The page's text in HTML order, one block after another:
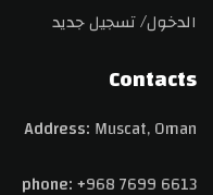
الدخول/ تسجيل جديد
Contacts
Address: Muscat, Oman
phone:+968 7699 6613